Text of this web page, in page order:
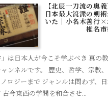
【北辰一刀流の奥
日本最大流派の剣
いた｜小名木善行
椎名
」は日本人が今こそ学ぶべき 真の
ンネルです。 歴史、哲学、宗教
ロジーまで ジャンルは問わず、
今東西の学問を和合させ...